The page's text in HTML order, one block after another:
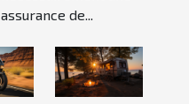
assurance de...